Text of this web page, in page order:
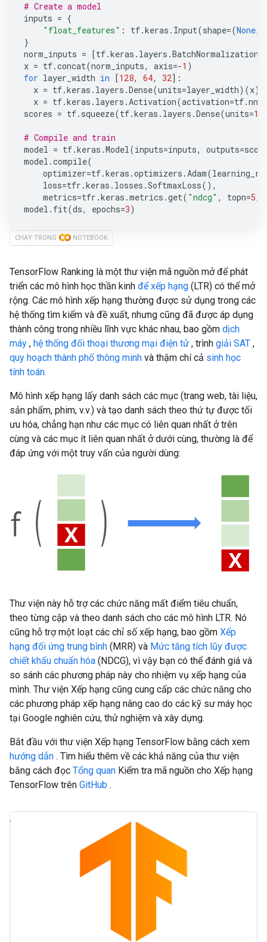
# Create a model
inputs = {
"float_features" : tf.keras . Input(shape=(None,
}
norm_inputs = [tf.keras . layers .BatchNormalization
x = tf.concat(norm_inputs, axis=-1 )
for layer_width in [128, 64, 32]:
x = tf.keras . layers .Dense(units=layer_width)(x)
x = tf.keras . layers .Activation(activation=tf.nn
scores = tf. squeeze(tf.keras . layers .Dense(units=1
# Compile and train
model = tf.keras .Model(inputs=inputs, outputs=
model .compile(
optimizer=tf.keras .optimizers .Adam(
loss=tfr .keras . losses .SoftmaxLoss(),
metrics=tfr .keras .metrics .get( "ndcg" , topn=5,
model . fit(ds, epochs=3)
CHẠY TRONG NOTEBOOK
TensorFlow Ranking là một thư viện mã nguồn mở để phát
triển các mô hình học thần kinh để xếp hạng (LTR) có thể mở
rộng. Các mô hình xếp hạng thường được sử dụng trong các
hệ thống tìm kiếm và đề xuất, nhưng cũng đã được áp dụng
thành công trong nhiều lĩnh vực khác nhau, bao gồm dịch
máy , hệ thống đối thoại thương mại điện tử , trình giải SAT ,
quy hoạch thành phố thông minh và thậm chí cả sinh học
tính toán.
Mô hình xếp hạng lấy danh sách các mục (trang web, tài liệu,
sản phẩm, phim, v.v.) và tạo danh sách theo thứ tự được tối
ưu hóa, chẳng hạn như các mục có liên quan nhất ở trên
cùng và các mục ít liên quan nhất ở dưới cùng, thường là để
đáp ứng với một truy vấn của người dùng:
Thư viện này hỗ trợ các chức năng mất điểm tiêu chuẩn,
theo từng cặp và theo danh sách cho các mô hình LTR. Nó
cũng hỗ trợ một loạt các chỉ số xếp hạng, bao gồm Xếp
hạng đối ứng trung bình (MRR) và Mức tăng tích lũy được
chiết khấu chuẩn hóa (NDCG), vì vậy bạn có thể đánh giá và
so sánh các phương pháp này cho nhiệm vụ xếp hạng của
mình. Thư viện Xếp hạng cũng cung cấp các chức năng cho
các phương pháp xếp hạng nâng cao do các kỹ sư máy học
tại Google nghiên cứu, thử nghiệm và xây dựng.
Bắt đầu với thư viện Xếp hạng TensorFlow bằng cách xem
hướng dẫn . Tìm hiểu thêm về các khả năng của thư viện
bằng cách đọc Tổng quan Kiểm tra mã nguồn cho Xếp hạng
TensorFlow trên GitHub .